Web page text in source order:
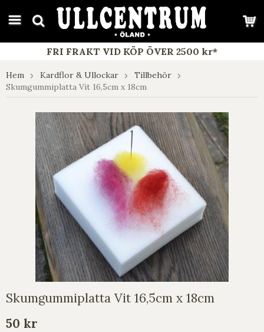
google-site-verification: google7e4b1026db5d9f32.html
FRI FRAKT VID KÖP ÖVER 2500 kr*
Hem Kardflor & Ullockar
Tillbehör
Skumgummiplatta Vit 16,5cm x 18cm
Skumgummiplatta Vit 16,5cm x 18cm
50 kr